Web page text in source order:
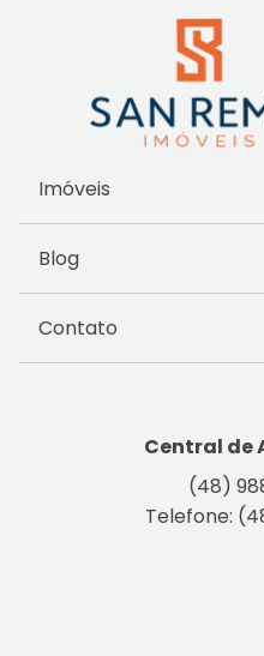
Imóveis
Blog
Contato
Central de
(48)
Telefone: